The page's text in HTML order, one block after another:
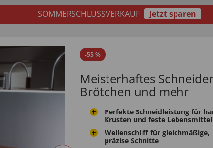
SOMMERSCHLUSSVERKAUF
Jetzt sparen
-55%
Meisterhaftes
Brötchen und mehr
Perfekte Schneidleistung für
Krusten und feste Lebensmittel
Wellenschliff für gleichmäßige,
präzise Schnitte